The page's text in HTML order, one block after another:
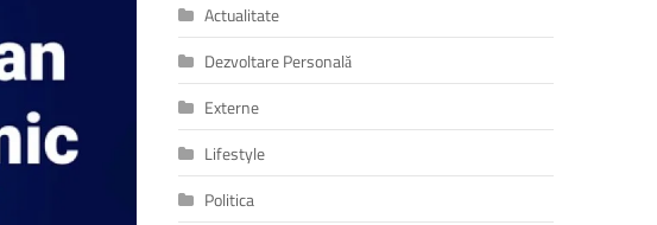
Actualitate
Dezvoltare Personală
Externe
Lifestyle
Politica